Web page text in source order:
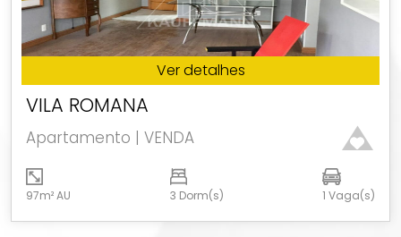
Ver detalhes
VILA ROMANA
Apartamento | VENDA
97m² AU 3 Dorm(s) 1 Vaga(s)